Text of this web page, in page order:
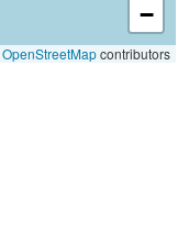
−
OpenStreetMapcontributors